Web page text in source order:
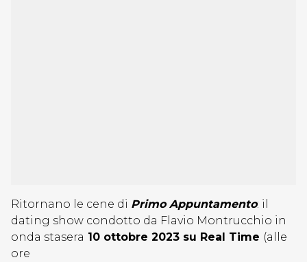
Ritornano le cene di Primo Appuntamento: il
dating show condotto da Flavio Montrucchio in
onda stasera 10 ottobre 2023 su Real Time (alle
ore